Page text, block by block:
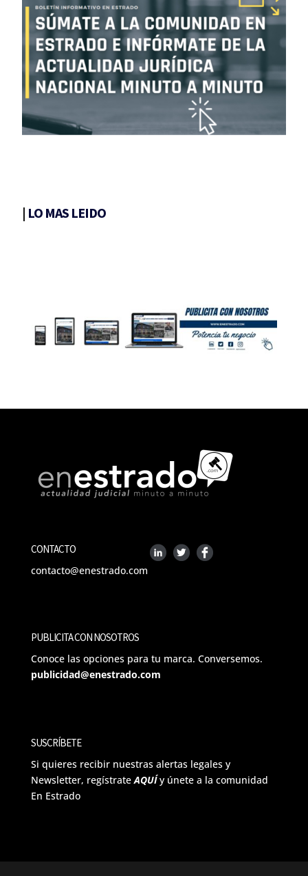
| LO MAS LEIDO
CONTACTO
contacto@enestrado.com
PUBLICITA CON NOSOTROS
Conoce las opciones para tu marca. Conversemos.
publicidad@enestrado.com
SUSCRÍBETE
Si quieres recibir nuestras alertas legales y
Newsletter, regístrateAQUÍ y únete a la comunidad
En Estrado